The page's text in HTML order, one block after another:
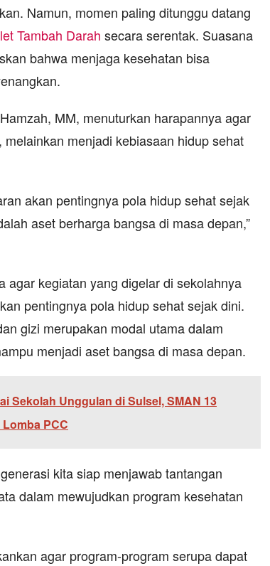
Namun, momen paling ditunggu datang
Tambah Darah secara serentak. Suasana
bahwa menjaga kesehatan bisa
MM, menuturkan harapannya agar
menjadi kebiasaan hidup sehat
akan pentingnya pola hidup sehat sejak
aset berharga bangsa di masa depan,”
agar kegiatan yang digelar di sekolahnya
pentingnya pola hidup sehat sejak dini.
gizi merupakan modal utama dalam
menjadi aset bangsa di masa depan.
Sekolah Unggulan di Sulsel, SMAN 13
PCC
kita siap menjawab tantangan
dalam mewujudkan program kesehatan
agar program-program serupa dapat